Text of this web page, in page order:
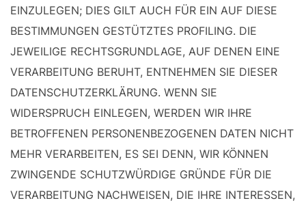
EINZULEGEN; DIES GILT AUCH FÜR EIN AUF DIESE
BESTIMMUNGEN GESTÜTZTES PROFILING. DIE
JEWEILIGE RECHTSGRUNDLAGE, AUF DENEN EINE
VERARBEITUNG BERUHT, ENTNEHMEN SIE DIESER
DATENSCHUTZERKLÄRUNG. WENN SIE
WIDERSPRUCH EINLEGEN, WERDEN WIR IHRE
BETROFFENEN PERSONENBEZOGENEN DATEN NICHT
MEHR VERARBEITEN, ES SEI DENN, WIR KÖNNEN
ZWINGENDE SCHUTZWÜRDIGE GRÜNDE FÜR DIE
VERARBEITUNG NACHWEISEN, DIE IHRE INTERESSEN,